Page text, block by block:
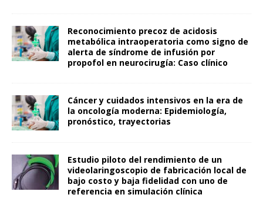
Reconocimiento precoz de acidosis
metabólica intraoperatoria como signo de
alerta de síndrome de infusión por
propofol en neurocirugía: Caso clínico
Cáncer y cuidados intensivos en la era de
la oncología moderna: Epidemiología,
pronóstico, trayectorias
Estudio piloto del rendimiento de un
videolaringoscopio de fabricación local de
bajo costo y baja fidelidad con uno de
referencia en simulación clínica